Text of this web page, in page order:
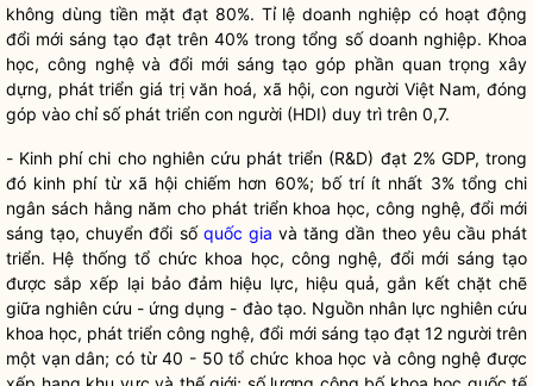
không dùng tiền mặt đạt 80%. Tỉ lệ doanh nghiệp có hoạt động
đổi mới sáng tạo đạttrên 40% trong tổng số doanh nghiệp. Khoa
học, công nghệ và đổi mới sáng tạo góp phần quan trọng xây
dựng, phát triển giá trị văn hoá, xã hội, con người Việt Nam, đóng
góp vào chỉ số phát triển con người (HDI) duy trì trên 0,7.
- Kinh phí chi cho nghiên cứu phát triển (R&D) đạt 2% GDP, trong
đó kinh phí từ xã hội chiếm hơn 60%; bố trí ít nhất 3% tổng chi
ngân sách hằng năm cho phát triển khoa học, công nghệ, đổi mới
sáng tạo,chuyển đổi số quốc gia và tăng dần theo yêu cầu phát
triển. Hệ thống tổ chức khoa học, công nghệ, đổi mới sáng tạo
được sắp xếp lại bảo đảm hiệu lực, hiệu quả, gắn kết chặt chẽ
giữa nghiên cứu - ứng dụng - đào tạo. Nguồn nhân lực nghiên cứu
khoa học, phát triển công nghệ, đổi mới sáng tạo đạt 12 người trên
một vạn dân; có từ 40 - 50 tổ chức khoa học và công nghệ được